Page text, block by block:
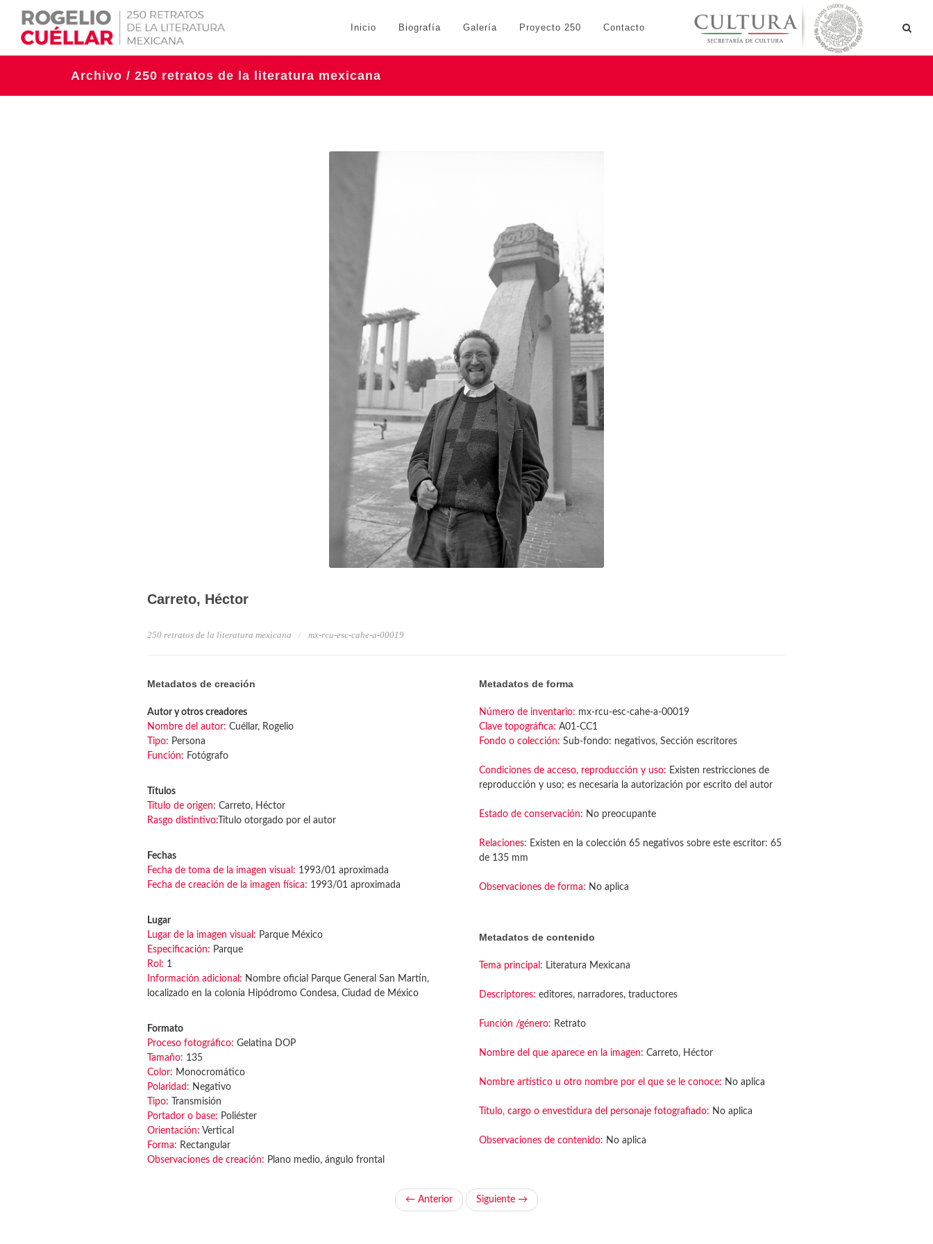
Inicio Biografía Galería Proyecto 250 Contacto
Archivo / 250 retratos de la literatura mexicana
Carreto, Héctor
250 retratos de la literatura mexicana mx-rcu-esc-cahe-a-00019
Metadatos de creación
Autor y otros creadores
Nombre del autor: Cuéllar, Rogelio
Tipo: Persona
Función: Fotógrafo
Títulos
Título de origen: Carreto, Héctor
Rasgo distintivo: Título otorgado por el autor
Fechas
Fecha de toma de la imagen visual: 1993/01 aproximada
Fecha de creación de la imagen física: 1993/01 aproximada
Lugar
Lugar de la imagen visual: Parque México
Especificación: Parque
Rol: 1
Información adicional: Nombre oficial Parque General San Martín,
localizado en la colonia Hipódromo Condesa, Ciudad de México
Formato
Proceso fotográfico: Gelatina DOP
Tamaño: 135
Color: Monocromático
Polaridad: Negativo
Tipo: Transmisión
Portador o base: Poliéster
Orientación: Vertical
Forma: Rectangular
Observaciones de creación: Plano medio, ángulo frontal
Metadatos de forma
Número de inventario: mx-rcu-esc-cahe-a-00019
Clave topográfica: A01-CC1
Fondo o colección: Sub-fondo: negativos, Sección escritores
Condiciones de acceso, reproducción y uso: Existen restricciones de
reproducción y uso; es necesaria la autorización por escrito del autor
Estado de conservación: No preocupante
Relaciones: Existen en la colección 65 negativos sobre este escritor: 65
de 135 mm
Observaciones de forma: No aplica
Metadatos de contenido
Tema principal: Literatura Mexicana
Descriptores: editores, narradores, traductores
Función /género: Retrato
Nombre del que aparece en la imagen: Carreto, Héctor
Nombre artístico u otro nombre por el que se le conoce: No aplica
Título, cargo o envestidura del personaje fotografiado: No aplica
Observaciones de contenido: No aplica
← Anterior Siguiente →